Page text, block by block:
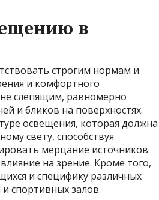
в
строгим нормам и
и комфортного
слепящим, равномерно
и бликов на поверхностях.
освещения, которая должна
свету, способствуя
мерцание источников
на зрение. Кроме того,
и специфику различных
спортивных залов.